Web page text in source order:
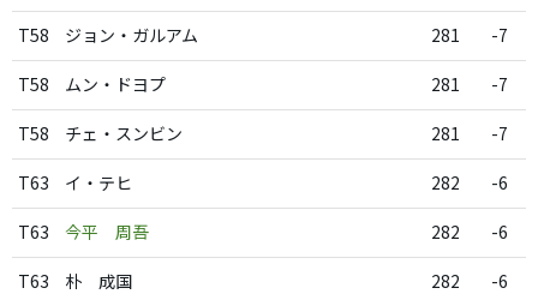
T58 ジョン・ガルアム 281 -7
T58 ムン・ドヨプ 281 -7
T58 チェ・スンビン 281 -7
T63 イ・テヒ 282 -6
T63 今平 周吾 282 -6
T63 朴 成国 282 -6